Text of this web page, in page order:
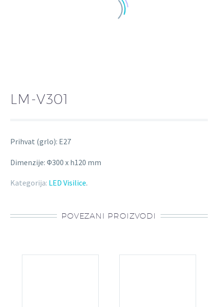
LM-V301
Prihvat (grlo): E27
Dimenzije: Φ300 x h120 mm
Kategorija: LED Visilice.
POVEZANI PROIZVODI